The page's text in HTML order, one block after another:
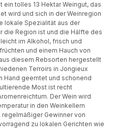
ein tolles 13 Hektar Weingut, das
wird und sich in der Weinregion
lokale Spezialität aus der
die Region ist und die Hälfte des
im Alkohol, frisch und
und einem Hauch von
diesem Rebsorten hergestellt
Terroirs in Jongieux
Hand geerntet und schonend
Most ist recht
Der Wein wird
in den Weinkellern
Gewinner von
zu lokalen Gerichten wie